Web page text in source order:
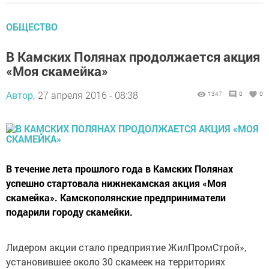
ОБЩЕСТВО
В Камских Полянах продолжается акция
«Моя скамейка»
Автор, 27 апреля 2016 - 08:38 1347 0 0
В течение лета прошлого года в Камских Полянах
успешно стартовала нижнекамская акция «Моя
скамейка». Камскополянские предприниматели
подарили городу скамейки.
Лидером акции стало предприятие ЖилПромСтрой»,
установившее около 30 скамеек на территориях